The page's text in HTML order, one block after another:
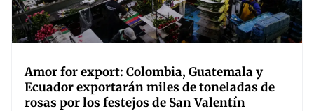
Amor for export: Colombia, Guatemala y
Ecuador exportarán miles de toneladas de
rosas por los festejos de San Valentín